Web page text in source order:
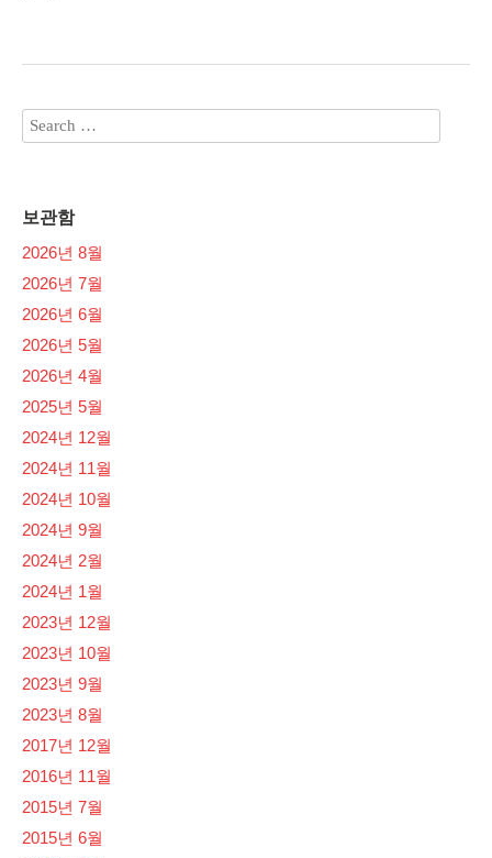
보관함
2026년 8월
2026년 7월
2026년 6월
2026년 5월
2026년 4월
2025년 5월
2024년 12월
2024년 11월
2024년 10월
2024년 9월
2024년 2월
2024년 1월
2023년 12월
2023년 10월
2023년 9월
2023년 8월
2017년 12월
2016년 11월
2015년 7월
2015년 6월